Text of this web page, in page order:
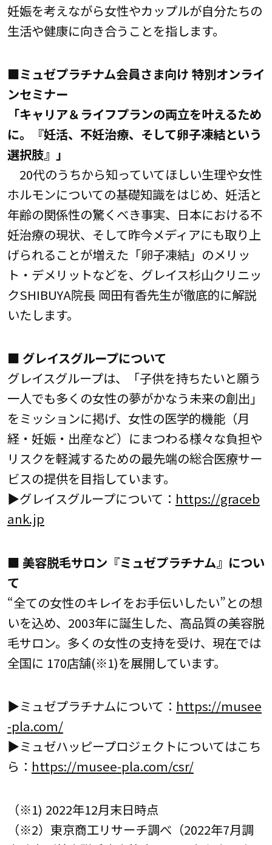
妊娠を考えながら女性やカップルが自分たちの
生活や健康に向き合うことを指します。
■ミュゼプラチナム会員さま向け 特別オンライ
ンセミナー
「キャリア＆ライフプランの両立を叶えるため
に。『妊活、不妊治療、そして卵子凍結という
選択肢』」
20代のうちから知っていてほしい生理や女性
ホルモンについての基礎知識をはじめ、妊活と
年齢の関係性の驚くべき事実、日本における不
妊治療の現状、そして昨今メディアにも取り上
げられることが増えた「卵子凍結」のメリッ
ト・デメリットなどを、グレイス杉山クリニッ
クSHIBUYA院長 岡田有香先生が徹底的に解説
いたします。
■ グレイスグループについて
グレイスグループは、「子供を持ちたいと願う
一人でも多くの女性の夢がかなう未来の創出」
をミッションに掲げ、女性の医学的機能（月
経・妊娠・出産など）にまつわる様々な負担や
リスクを軽減するための最先端の総合医療サー
ビスの提供を目指しています。
▶グレイスグループについて： https://graceb
ank.jp
■ 美容脱毛サロン『ミュゼプラチナム』につい
て
“全ての女性のキレイをお手伝いしたい”との想
いを込め、2003年に誕生した、高品質の美容脱
毛サロン。多くの女性の支持を受け、現在では
全国に 170店舗(※1)を展開しています。
▶ミュゼプラチナムについて： https://musee
-pla.com/
▶ミュゼハッピープロジェクトについてはこち
ら： https://musee-pla.com/csr/
（※1) 2022年12月末日時点
（※2）東京商工リサーチ調べ（2022年7月調